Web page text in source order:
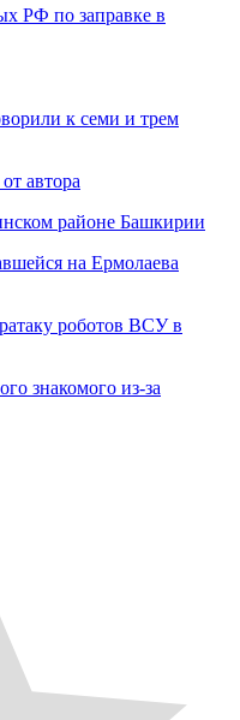
РФ по заправке в
к семи и трем
автора
районе Башкирии
на Ермолаева
роботов ВСУ в
знакомого из-за